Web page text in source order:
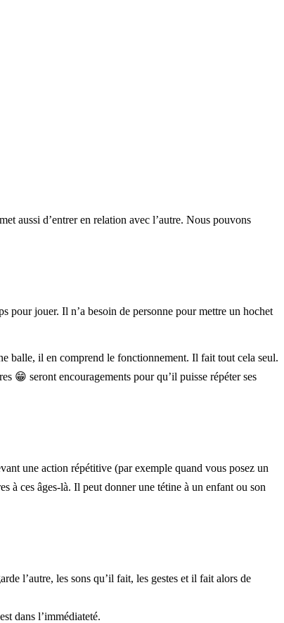
aussi d’entrer en relation avec l’autre. Nous pouvons
pour jouer. Il n’a besoin de personne pour mettre un hochet
balle, il en comprend le fonctionnement. Il fait tout cela seul.
😁 seront encouragements pour qu’il puisse répéter ses
une action répétitive (par exemple quand vous posez un
à ces âges-là. Il peut donner une tétine à un enfant ou son
l’autre, les sons qu’il fait, les gestes et il fait alors de
dans l’immédiateté.